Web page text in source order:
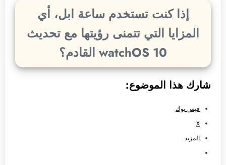
إذا كنت تستخدم ساعة ابل، أي
المزايا التي تتمنى رؤيتها مع تحديث
watchOS 10 القادم؟
شارك هذا الموضوع:
فيس بوك
X
المزيد